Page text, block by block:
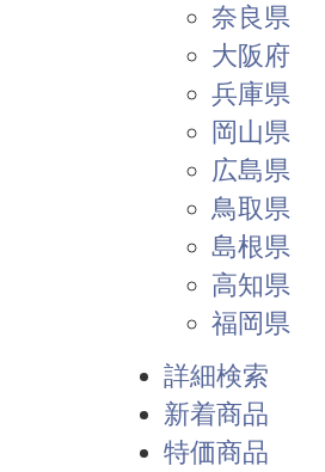
奈良県
大阪府
兵庫県
岡山県
広島県
鳥取県
島根県
高知県
福岡県
詳細検索
新着商品
特価商品